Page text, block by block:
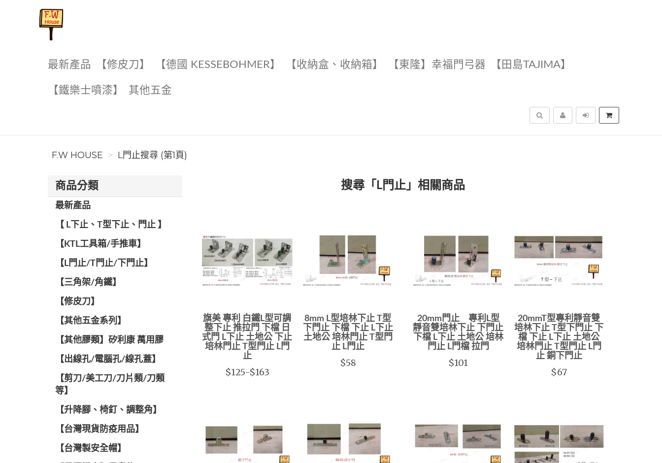
最新產品 【修皮刀】 【德國 KESSEBOHMER】 【收納盒、收納箱】 【東隆】幸福門弓器 【田島TAJIMA】
【鐵樂士噴漆】 其他五金
搜尋
F.W HOUSE L門止搜尋 (第1頁)
商品分類
最新產品
【 L下止、T型下止、門止 】
【KTL工具箱/手推車】
【L門止/T門止/下門止】
【三角架/角鐵】
【修皮刀】
【其他五金系列】
【其他膠類】矽利康 萬用膠
【出線孔/電腦孔/線孔蓋】
【剪刀/美工刀/刀片類/刀類
等】
【升降腳、椅釘、調整角】
【台灣現貨防疫用品】
【台灣製安全帽】
搜尋「L門止」相關商品
旗美 專利 白鐵L型可調
整下止 推拉門 下檔 日
式門 L下止 土地公 下止
培林門止 T型門止 L門
止
$125-$163
8mm L型培林下止 T型
下門止 下檔 下止 L下止
土地公 培林門止 T型門
止 L門止
$58
20mm門止 專利L型
靜音雙培林下止 下門止
下檔 L下止 土地公 培林
門止 L門檔 拉門
$101
20mmT型專利靜音雙
培林下止 T型下門止 下
檔 下止 L下止 土地公
培林門止 T型門止 L門
止 銅下門止
$67